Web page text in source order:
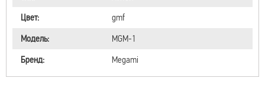
Цвет:
gmf
Модель:
MGM-1
Бренд:
Megami